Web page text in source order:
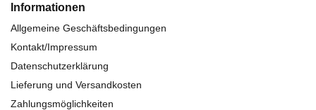
Informationen
Allgemeine Geschäftsbedingungen
Kontakt/Impressum
Datenschutzerklärung
Lieferung und Versandkosten
Zahlungsmöglichkeiten